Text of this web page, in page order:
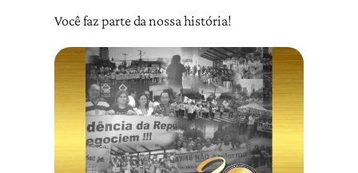
Você faz parte da nossa história!